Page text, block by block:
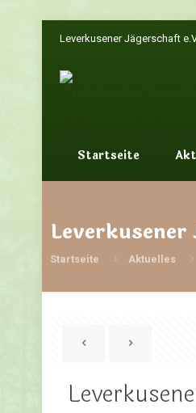
Leverkusener Jägerschaft
Startseite
Startseite Aktuelles